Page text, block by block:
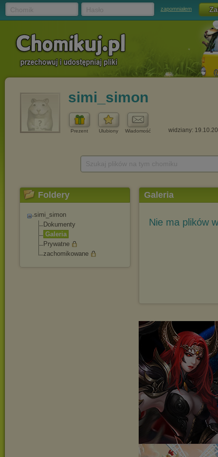
zapomniałem
simi_simon
Prezent Ulubiony Wiadomość widziany:
Foldery
simi_simon
Dokumenty
Galeria
Prywatne
zachomikowane
Galeria
Nie ma plików